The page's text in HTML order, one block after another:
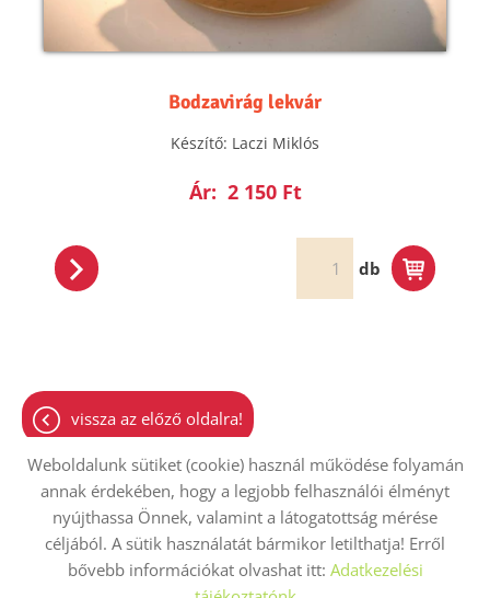
Bodzavirág lekvár
Készítő: Laczi Miklós
Ár: 2 150 Ft
db
vissza az előző oldalra!
Oldal információk Adatkezelési tájékoztató
ÁSZF
Impresszum
Elállási nyilatkozat Sütik kezelése
Weboldalunk sütiket (cookie) használ működése folyamán
annak érdekében, hogy a legjobb felhasználói élményt
nyújthassa Önnek, valamint a látogatottság mérése
céljából. A sütik használatát bármikor letilthatja! Erről
bővebb információkat olvashat itt: Adatkezelési